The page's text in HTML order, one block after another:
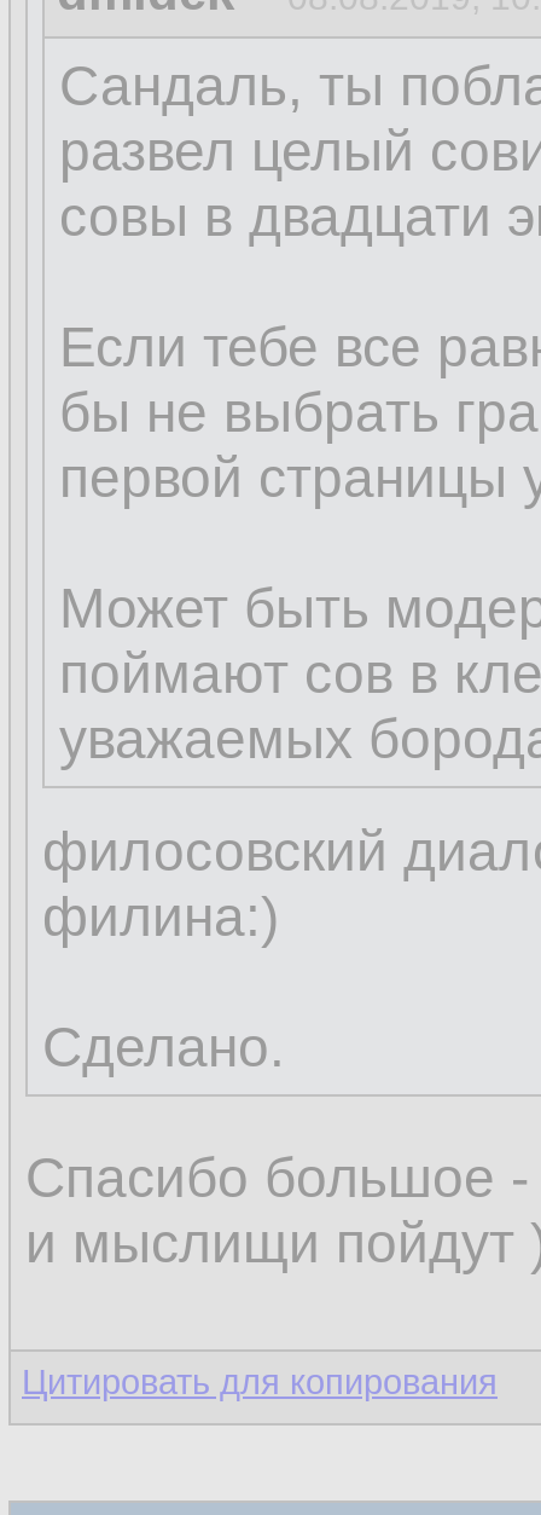
Сандаль, ты
развел целый
совы в двадцати
Если тебе все
бы не выбрать
первой страницы
Может быть
поймают сов в
уважаемых
филосовский
филина:)
Сделано.
Спасибо большое -
и мыслищи пойдут
Цитировать для копирования